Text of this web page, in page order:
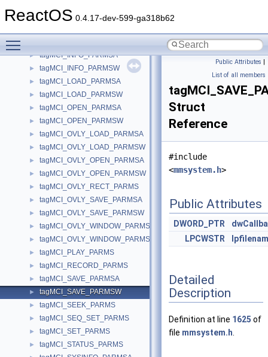
ReactOS 0.4.17-dev-599-ga318b62
► tagMCI_BREAK_PARMS
► tagMCI_INFO_PARMSA
► tagMCI_INFO_PARMSW
► tagMCI_LOAD_PARMSA
► tagMCI_LOAD_PARMSW
► tagMCI_OPEN_PARMSA
► tagMCI_OPEN_PARMSW
► tagMCI_OVLY_LOAD_PARMSA
► tagMCI_OVLY_LOAD_PARMSW
► tagMCI_OVLY_OPEN_PARMSA
► tagMCI_OVLY_OPEN_PARMSW
► tagMCI_OVLY_RECT_PARMS
► tagMCI_OVLY_SAVE_PARMSA
► tagMCI_OVLY_SAVE_PARMSW
► tagMCI_OVLY_WINDOW_PARMSA
► tagMCI_OVLY_WINDOW_PARMSW
► tagMCI_PLAY_PARMS
► tagMCI_RECORD_PARMS
► tagMCI_SAVE_PARMSA
► tagMCI_SAVE_PARMSW
► tagMCI_SEEK_PARMS
► tagMCI_SEQ_SET_PARMS
► tagMCI_SET_PARMS
► tagMCI_STATUS_PARMS
Public Attributes |
List of all members
Struct
Reference
#include
<mmsystem.h>
Public Attributes
DWORD_PTR
LPCWSTR
Detailed
Description
Definition at line 1625 of
file mmsystem.h